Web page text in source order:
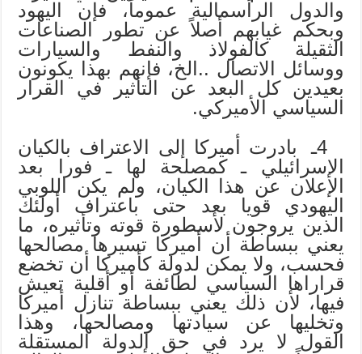
والدول الرأسمالية عموماً، فإن اليهود
وبحكم غيابهم أصلاً عن تطور الصناعات
الثقيلة كالفولاذ والنفط والسيارات
ووسائل الاتصال ..الخ، فإنهم بهذا يكونون
بعيدين كل البعد عن التأثير في القرار
السياسي الأميركي.
4ـ بادرت أميركا إلى الاعتراف بالكيان
الإسرائيلي ـ كمصلحة لها ـ فورا بعد
الإعلان عن هذا الكيان، ولم يكن اللوبي
اليهودي قويا بعد حتى باعتراف أولئك
الذين يروجون لأسطورة قوته وتأثيره، ما
يعني ببساطة أن أميركا تسيرها مصالحها
فحسب، ولا يمكن لدولة كأميركا أن تخضع
قراراها السياسي لطائفة أو أقلية تعيش
فيها، لأن ذلك يعني ببساطة تنازل أميركا
وتخليها عن سيادتها ومصالحها، وهذا
القول لا يرد في حق الدولة المستقلة